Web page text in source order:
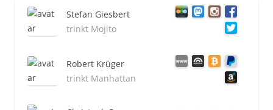
Stefan Giesbert
trinkt Mojito
Robert Krüger
trinkt Manhattan